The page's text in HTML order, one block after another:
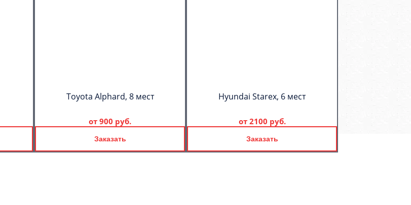
Toyota Alphard, 8 мест
от 900 руб.
Заказать
Hyundai Starex, 6 мест
от 2100 руб.
Заказать